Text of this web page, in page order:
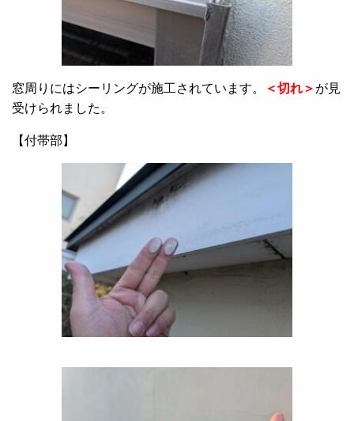
窓周りにはシーリングが施工されています。 ＜切れ＞ が見
受けられました。
【付帯部】